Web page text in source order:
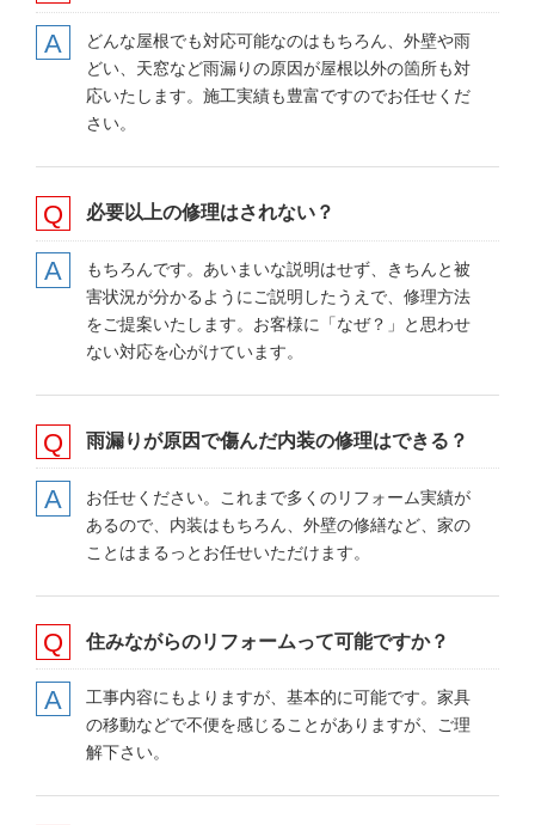
どんな屋根でも対応可能なのはもちろん、外壁や雨
どい、天窓など雨漏りの原因が屋根以外の箇所も対
応いたします。施工実績も豊富ですのでお任せくだ
さい。
必要以上の修理はされない？
もちろんです。あいまいな説明はせず、きちんと被
害状況が分かるようにご説明したうえで、修理方法
をご提案いたします。お客様に「なぜ？」と思わせ
ない対応を心がけています。
雨漏りが原因で傷んだ内装の修理はできる？
お任せください。これまで多くのリフォーム実績が
あるので、内装はもちろん、外壁の修繕など、家の
ことはまるっとお任せいただけます。
住みながらのリフォームって可能ですか？
工事内容にもよりますが、基本的に可能です。家具
の移動などで不便を感じることがありますが、ご理
解下さい。